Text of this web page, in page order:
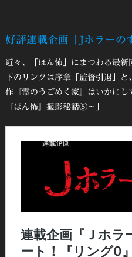
好評連載企画「Jホラーの
近々、「ほん怖」にまつわる最新
下のリンクは序章「監督引退」
作『霊のうごめく家』はいかに
『ほん怖』撮影秘話⑤～」